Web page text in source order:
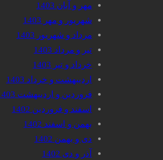
مهر و آبان 1403
شهریور و مهر 1403
مرداد و شهریور 1403
تیر و مرداد 1403
خرداد و تیر 1403
اردیبهشت و خرداد 1403
فروردین و اردیبهشت 1403
اسفند و فروردین 1402
بهمن و اسفند 1402
دی و بهمن 1402
آذر و دی 1402